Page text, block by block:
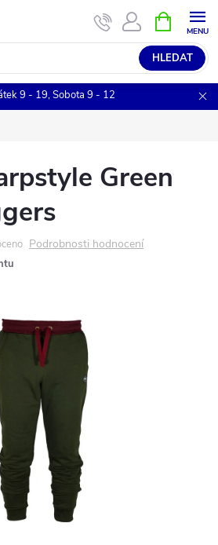
HLEDAT
NÁKUPNÍ
KOŠÍK
9 - 19, Sobota 9 - 12
Green
Podrobnosti hodnocení